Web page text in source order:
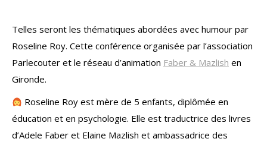
Telles seront les thématiques abordées avec humour par
Roseline Roy. Cette conférence organisée par l’association
Parlecouter et le réseau d’animation Faber & Mazlish en
Gironde.
Roseline Roy est mère de 5 enfants, diplômée en
éducation et en psychologie. Elle est traductrice des livres
d’Adele Faber et Elaine Mazlish et ambassadrice des